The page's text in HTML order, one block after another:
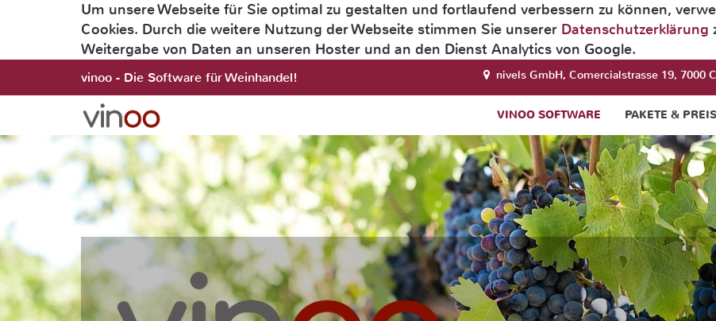
Um unsere Webseite für Sie optimal zu gestalten und fortlaufend verbessern zu können,
Cookies. Durch die weitere Nutzung der Webseite stimmen Sie unserer Datenschutzerklärung
Weitergabe von Daten an unseren Hoster und an den Dienst Analytics von Google.
nivels GmbH, Comercialstrasse 19, 7000
vinoo - Die Software für Weinhandel!
VINOO SOFTWARE PAKETE &